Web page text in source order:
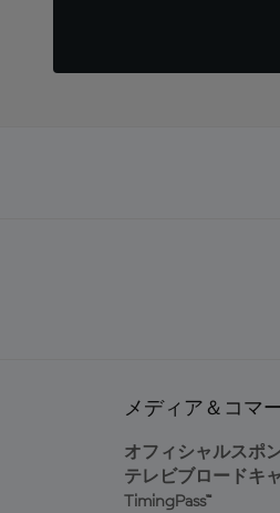
メディア＆コマ
オフィシャルスポ
テレビブロードキ
TimingPass™